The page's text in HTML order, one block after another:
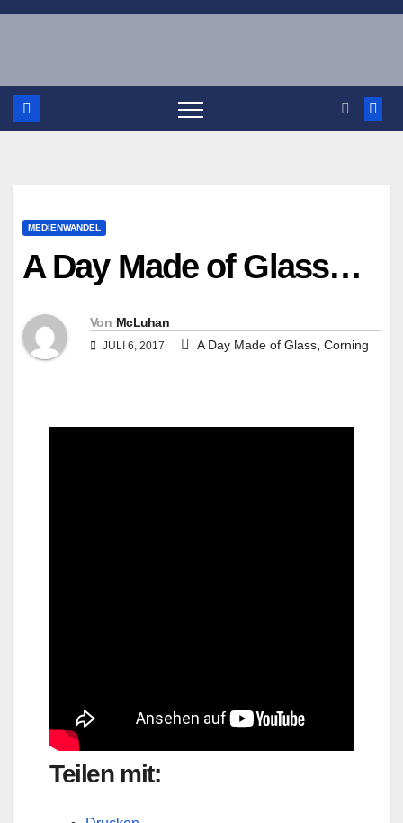
Zum
MEDIENWANDEL
A Day Made of Glass…
Von McLuhan
JULI 6, 2017 A Day Made of Glass, Corning
Teilen mit: